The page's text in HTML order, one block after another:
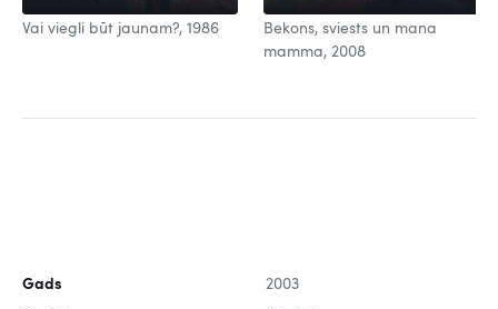
Vai viegli būt jaunam?, 1986
Bekons, sviests un mana
mamma, 2008
Gads 2003